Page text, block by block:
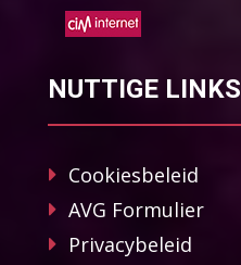
NUTTIGE LINKS
Cookiesbeleid
AVG Formulier
Privacybeleid